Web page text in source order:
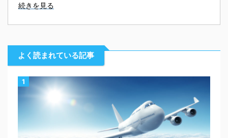
続きを見る
よく読まれている記事
1